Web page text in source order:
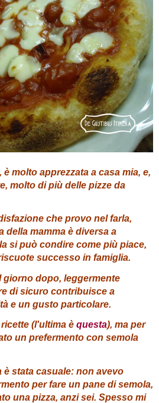
molto apprezzata a casa mia, e,
molto di più delle pizze da
che provo nel farla,
della mamma è diversa a
si può condire come più piace,
successo in famiglia.
dopo, leggermente
di sicuro contribuisce a
e un gusto particolare.
(l'ultima è questa), ma per
un prefermento con semola
stata casuale: non avevo
per fare un pane di semola,
una pizza, anzi sei. Spesso mi